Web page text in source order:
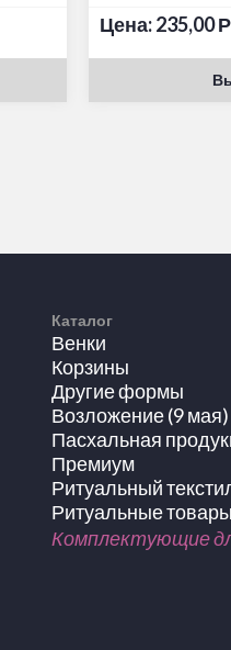
Цена:235,00Р
Каталог
Венки
Корзины
Другие формы
Возложение (9 мая)
Пасхальная
Премиум
Ритуальный
Ритуальные товары
Комплектующие